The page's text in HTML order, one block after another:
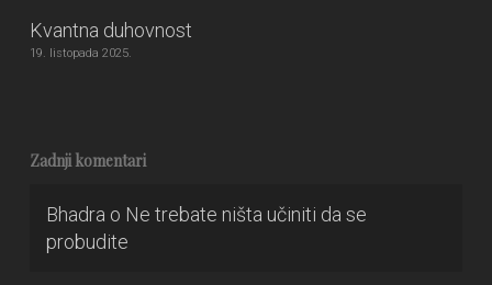
Kvantna duhovnost
19. listopada 2025.
Zadnji komentari
Bhadra o Ne trebate ništa učiniti da se
probudite